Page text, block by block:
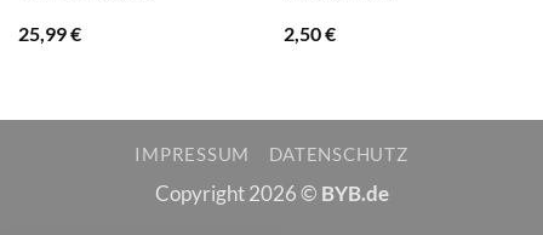
25,99€
2,50€
IMPRESSUM DATENSCHUTZ
Copyright 2026 © BYB.de